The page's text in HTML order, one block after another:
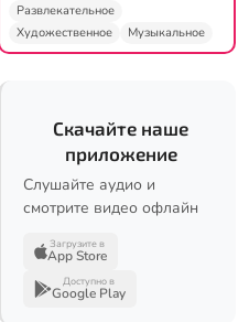
Развлекательное
Художественное
Музыкальное
Скачайте наше
приложение
Слушайте аудио и
смотрите видео офлайн
Загрузите в
App Store
Доступно в
Google Play